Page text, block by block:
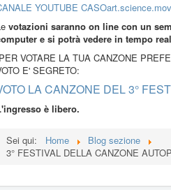
YOUTUBE
votazioni saranno on line con un
e si potrà vedere in tempo
PER VOTARE LA TUA CANZONE
E' SEGRETO:
LA CANZONE DEL 3°
è libero.
Sei qui: Home
Blog sezione
3° FESTIVAL DELLA CANZONE